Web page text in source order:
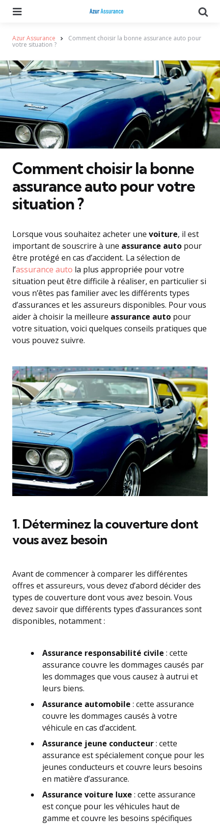
Azur Assurance Comment choisir la bonne assurance auto pour
votre situation ?
Comment choisir la bonne
assurance auto pour votre
situation ?
Lorsque vous souhaitez acheter une voiture, il est
important de souscrire à une assurance auto pour
être protégé en cas d’accident. La sélection de
l’assurance auto la plus appropriée pour votre
situation peut être difficile à réaliser, en particulier si
vous n’êtes pas familier avec les différents types
d’assurances et les assureurs disponibles. Pour vous
aider à choisir la meilleure assurance auto pour
votre situation, voici quelques conseils pratiques que
vous pouvez suivre.
1. Déterminez la couverture dont
vous avez besoin
Avant de commencer à comparer les différentes
offres et assureurs, vous devez d’abord décider des
types de couverture dont vous avez besoin. Vous
devez savoir que différents types d’assurances sont
disponibles, notamment :
Assurance responsabilité civile : cette
assurance couvre les dommages causés par
les dommages que vous causez à autrui et
leurs biens.
Assurance automobile : cette assurance
couvre les dommages causés à votre
véhicule en cas d’accident.
Assurance jeune conducteur: cette
assurance est spécialement conçue pour les
jeunes conducteurs et couvre leurs besoins
en matière d’assurance.
Assurance voiture luxe : cette assurance
est conçue pour les véhicules haut de
gamme et couvre les besoins spécifiques